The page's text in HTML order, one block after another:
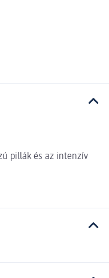
pillák és az intenzív